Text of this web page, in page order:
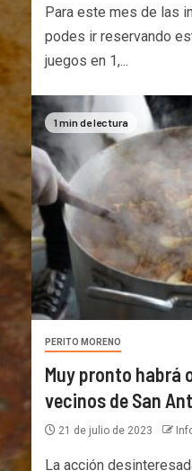
Para este mes de las
podes ir reservando
juegos en 1,...
1 min de lectura
PERITO MORENO
Muy pronto habrá
vecinos de San
21 de julio de 2023
La acción